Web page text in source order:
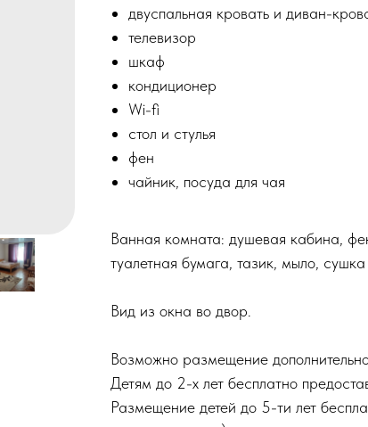
двуспальная кровать и диван-
телевизор
шкаф
кондиционер
Wi-fi
стол и стулья
фен
чайник, посуда для чая
Ванная комната: душевая кабина,
туалетная бумага, тазик, мыло, сушка
Вид из окна во двор.
Возможно размещение
Детям до 2-х лет бесплатно
Размещение детей до 5-ти лет